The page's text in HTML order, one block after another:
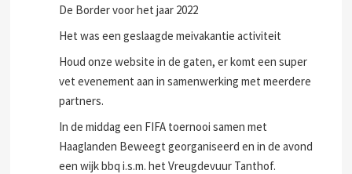
De Border voor het jaar 2022
Het was een geslaagde meivakantie activiteit
Houd onze website in de gaten, er komt een super
vet evenement aan in samenwerking met meerdere
partners.
In de middag een FIFA toernooi samen met
Haaglanden Beweegt georganiseerd en in de avond
een wijk bbq i.s.m. het Vreugdevuur Tanthof.